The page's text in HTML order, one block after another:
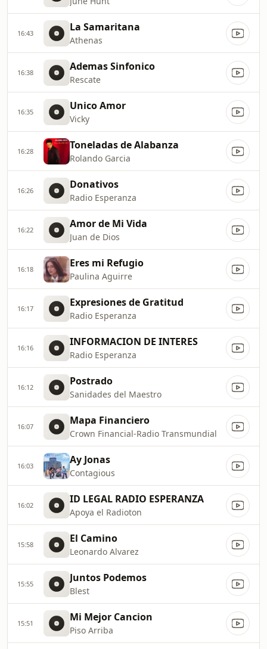
16:43 La Samaritana
Athenas
16:38 Ademas Sinfonico
Rescate
16:35 Unico Amor
Vicky
16:28 Toneladas de Alabanza
Rolando Garcia
16:26 Donativos
Radio Esperanza
16:22 Amor de Mi Vida
Juan de Dios
16:18 Eres mi Refugio
Paulina Aguirre
16:17 Expresiones de Gratitud
Radio Esperanza
16:16 INFORMACION DE INTERES
Radio Esperanza
16:12 Postrado
Sanidades del Maestro
16:07 Mapa Financiero
Crown Financial-Radio Transmundial
16:03 Ay Jonas
Contagious
16:02 ID LEGAL RADIO ESPERANZA
Apoya el Radioton
15:58 El Camino
Leonardo Alvarez
15:55 Juntos Podemos
Blest
15:51 Mi Mejor Cancion
Piso Arriba